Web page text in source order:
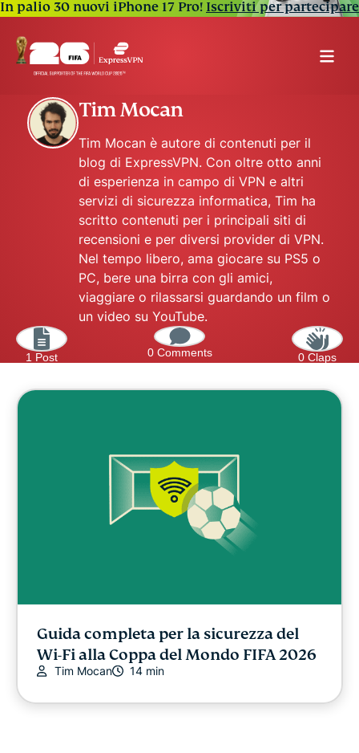
In palio 30 nuovi iPhone 17 Pro! Iscriviti per partecipare
Tim Mocan
Tim Mocan è autore di contenuti per il
blog di ExpressVPN. Con oltre otto anni
di esperienza in campo di VPN e altri
servizi di sicurezza informatica, Tim ha
scritto contenuti per i principali siti di
recensioni e per diversi provider di VPN.
Nel tempo libero, ama giocare su PS5 o
PC, bere una birra con gli amici,
viaggiare o rilassarsi guardando un film o
un video su YouTube.
1 Post 0 Comments 0 Claps
Guida completa per la sicurezza del
Wi-Fi alla Coppa del Mondo FIFA 2026
Tim Mocan 14 min